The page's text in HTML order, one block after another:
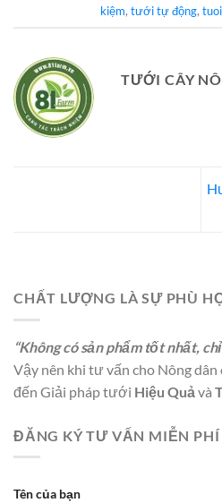
kiệm, tưới tự động,
TƯỚI CÂY
CHẤT LƯỢNG LÀ SỰ PHÙ
“Không có sản phẩm tốt nhất,
Vậy nên khi tư vấn cho Nông dân
đến Giải pháp tưới Hiệu Quả và
ĐĂNG KÝ TƯ VẤN MIỄN PHÍ
Tên của bạn